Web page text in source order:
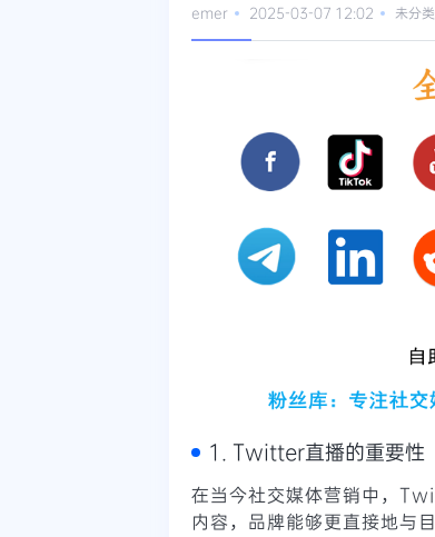
emer 2025-03-07 12:02 未分类
1. Twitter直播的重要性
在当今社交媒体营销中，
内容，品牌能够更直接地与